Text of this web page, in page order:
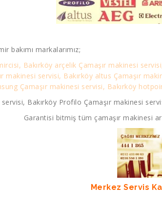
bakımı markalarımız;
Bakırköy arçelik Çamaşır makinesi
makinesi servisi, Bakırköy altus Çamaşır
Çamaşır makinesi servisi, Bakırköy
servisi, Bakırköy Profilo Çamaşır makinesi
Garantisi bitmiş tüm çamaşır makinesi
Merkez Servis